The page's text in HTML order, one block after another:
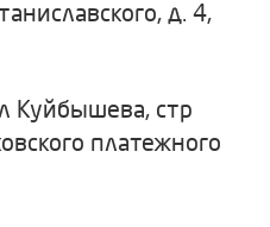
д. 4,
Куйбышева, стр
платежного